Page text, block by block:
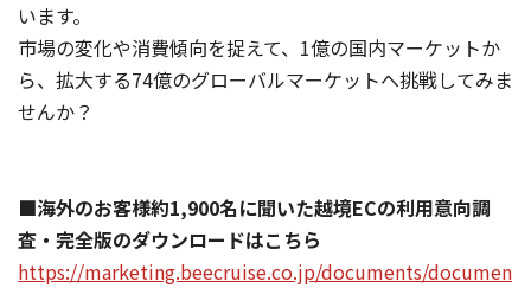
います。
市場の変化や消費傾向を捉えて、1億の国内マーケットか
ら、拡大する74億のグローバルマーケットへ挑戦してみま
せんか？
■海外のお客様約1,900名に聞いた越境ECの利用意向調
査・完全版のダウンロードはこちら
https://marketing.beecruise.co.jp/documents/documen